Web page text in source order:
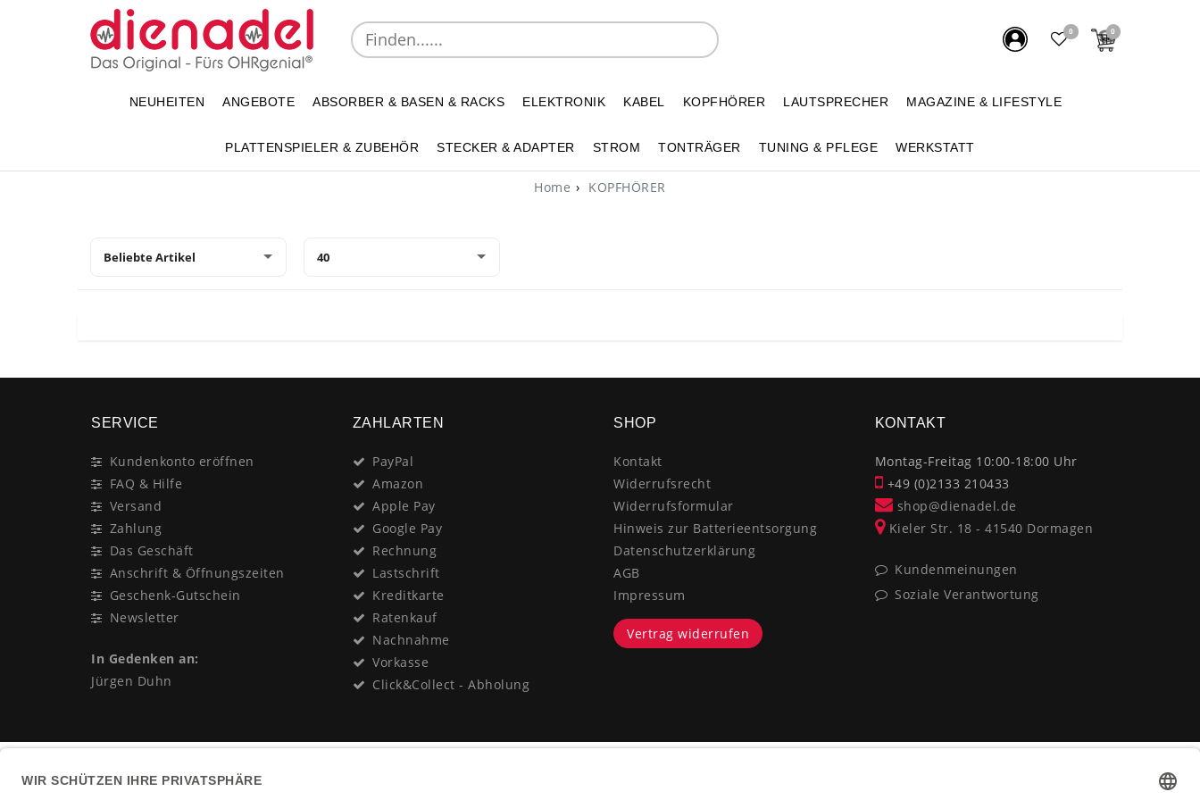
0 0
NEUHEITEN ANGEBOTE ABSORBER & BASEN & RACKS ELEKTRONIK KABEL KOPFHÖRER LAUTSPRECHER MAGAZINE & LIFESTYLE
PLATTENSPIELER & ZUBEHÖR STECKER & ADAPTER STROM TONTRÄGER TUNING & PFLEGE WERKSTATT
Home KOPFHÖRER
SERVICE
Kundenkonto eröffnen
FAQ & Hilfe
Versand
Zahlung
Das Geschäft
Anschrift & Öffnungszeiten
Geschenk-Gutschein
Newsletter
In Gedenken an:
Jürgen Duhn
ZAHLARTEN
PayPal
Amazon
Apple Pay
Google Pay
Rechnung
Lastschrift
Kreditkarte
Ratenkauf
Nachnahme
Vorkasse
Click&Collect - Abholung
SHOP
Kontakt
Widerrufsrecht
Widerrufsformular
Hinweis zur Batterieentsorgung
Datenschutzerklärung
AGB
Impressum
Vertrag widerrufen
KONTAKT
Montag-Freitag 10:00-18:00 Uhr
+49 (0)2133 210433
shop@dienadel.de
Kieler Str. 18 - 41540 Dormagen
Kundenmeinungen
Soziale Verantwortung